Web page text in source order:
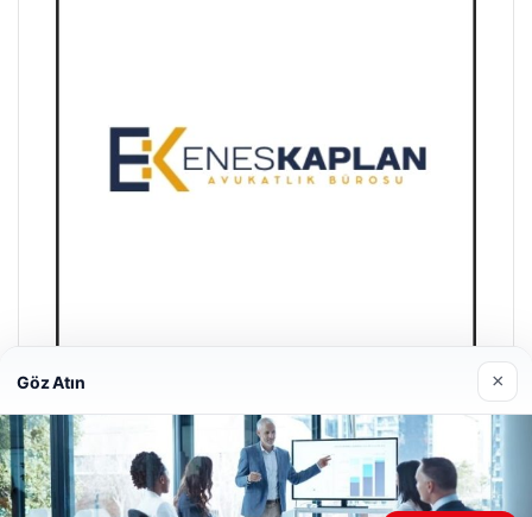
Enes Kaplan Avukatlık Bürosu
Nisan 28, 2026
Göz Atın ×